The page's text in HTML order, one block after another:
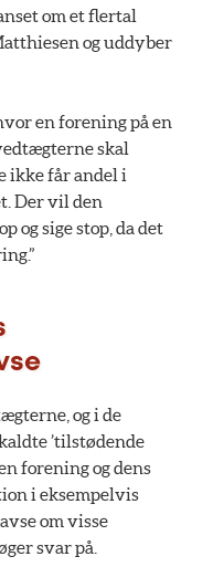
om et flertal
og uddyber
en forening på en
skal
ikke får andel i
Der vil den
og sige stop, da det
og i de
’tilstødende
forening og dens
i eksempelvis
om visse
svar på.